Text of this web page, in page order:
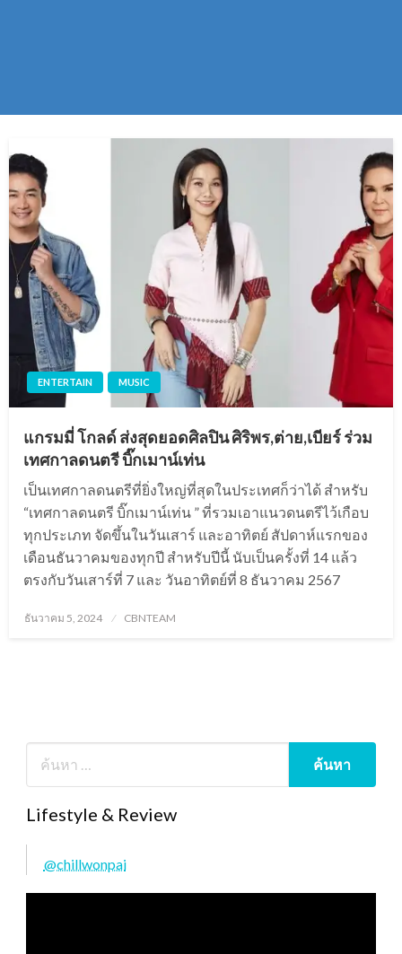
ENTERTAIN MUSIC
แกรมมี่ โกลด์ ส่งสุดยอดศิลปิน ศิริพร,ต่าย,เบียร์ ร่วม
เทศกาลดนตรี บิ๊กเมาน์เท่น
เป็นเทศกาลดนตรีที่ยิ่งใหญ่ที่สุดในประเทศก็ว่าได้ สำหรับ
“เทศกาลดนตรี บิ๊กเมาน์เท่น ” ที่รวมเอาแนวดนตรีไว้เกือบ
ทุกประเภท จัดขึ้นในวันเสาร์ และอาทิตย์ สัปดาห์แรกของ
เดือนธันวาคมของทุกปี สำหรับปีนี้ นับเป็นครั้งที่ 14 แล้ว
ตรงกับวันเสาร์ที่ 7 และ วันอาทิตย์ที่ 8 ธันวาคม 2567
Posted
ธันวาคม 5, 2024 CBNTEAM
Lifestyle & Review
@chillwonpai